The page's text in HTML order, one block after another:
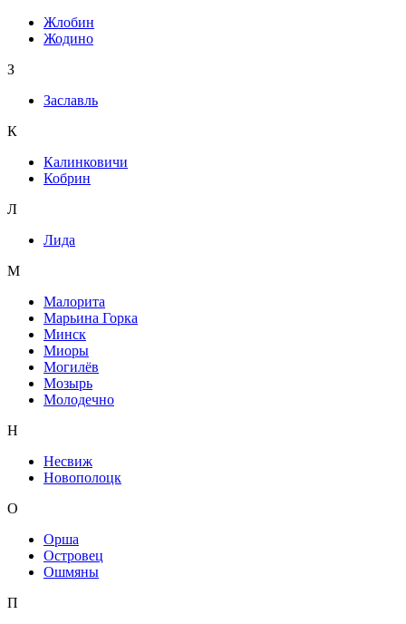
Жлобин
Жодино
З
Заславль
К
Калинковичи
Кобрин
Л
Лида
М
Малорита
Марьина Горка
Минск
Миоры
Могилёв
Мозырь
Молодечно
Н
Несвиж
Новополоцк
О
Орша
Островец
Ошмяны
П